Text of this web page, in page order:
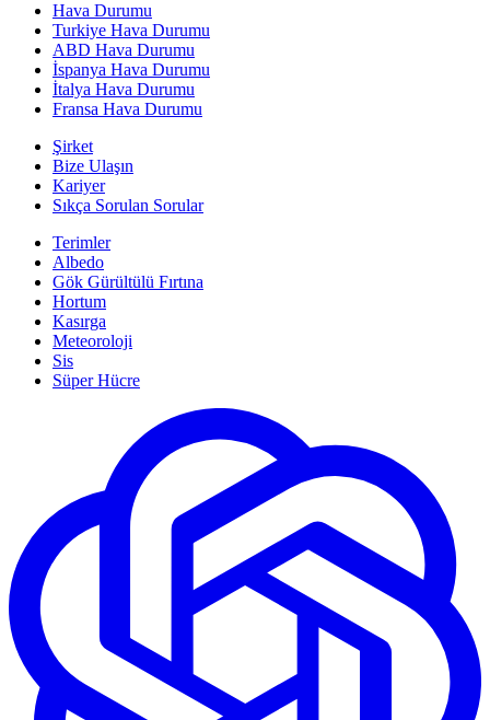
Hava Durumu
Turkiye Hava Durumu
ABD Hava Durumu
İspanya Hava Durumu
İtalya Hava Durumu
Fransa Hava Durumu
Şirket
Bize Ulaşın
Kariyer
Sıkça Sorulan Sorular
Terimler
Albedo
Gök Gürültülü Fırtına
Hortum
Kasırga
Meteoroloji
Sis
Süper Hücre